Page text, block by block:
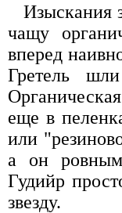
Изыскания
чащу
вперед
Гретель
еще в
или
а он
Гудийр
звезду.